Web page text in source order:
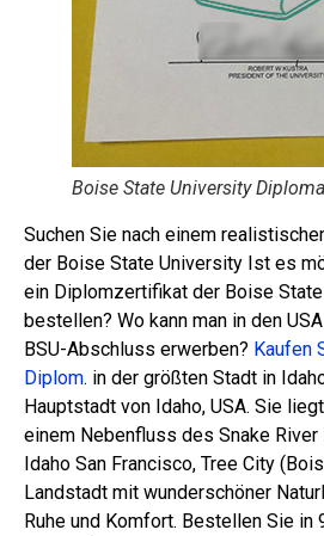
Boise State University Diploma
Suchen Sie nach einem
der Boise State University Ist es
ein Diplomzertifikat der Boise
bestellen? Wo kann man in den
BSU-Abschluss erwerben? Kaufen
Diplom. in der größten Stadt in
Hauptstadt von Idaho, USA. Sie
einem Nebenfluss des Snake
Idaho San Francisco, Tree City
Landstadt mit wunderschöner
Ruhe und Komfort. Bestellen Sie in